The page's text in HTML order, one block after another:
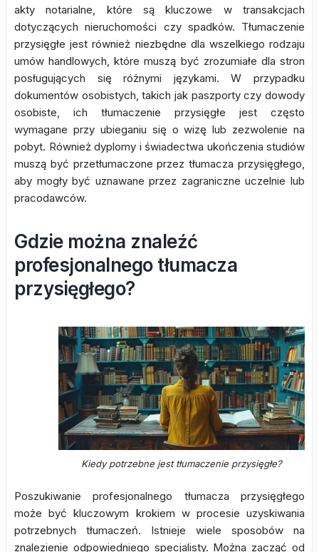
akty notarialne, które są kluczowe w transakcjach
dotyczących nieruchomości czy spadków. Tłumaczenie
przysięgłe jest również niezbędne dla wszelkiego rodzaju
umów handlowych, które muszą być zrozumiałe dla stron
posługujących się różnymi językami. W przypadku
dokumentów osobistych, takich jak paszporty czy dowody
osobiste, ich tłumaczenie przysięgłe jest często
wymagane przy ubieganiu się o wizę lub zezwolenie na
pobyt. Również dyplomy i świadectwa ukończenia studiów
muszą być przetłumaczone przez tłumacza przysięgłego,
aby mogły być uznawane przez zagraniczne uczelnie lub
pracodawców.
Gdzie można znaleźć
profesjonalnego tłumacza
przysięgłego?
Kiedy potrzebne jest tłumaczenie przysięgłe?
Poszukiwanie profesjonalnego tłumacza przysięgłego
może być kluczowym krokiem w procesie uzyskiwania
potrzebnych tłumaczeń. Istnieje wiele sposobów na
znalezienie odpowiedniego specjalisty. Można zacząć od